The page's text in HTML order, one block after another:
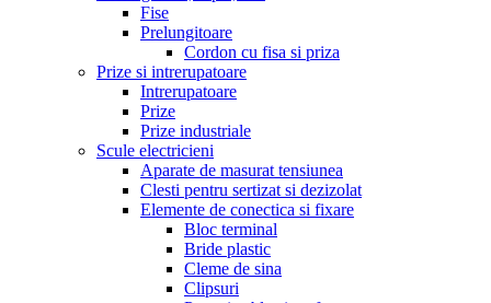
Fise
Prelungitoare
Cordon cu fisa si priza
Prize si intrerupatoare
Intrerupatoare
Prize
Prize industriale
Scule electricieni
Aparate de masurat tensiunea
Clesti pentru sertizat si dezizolat
Elemente de conectica si fixare
Bloc terminal
Bride plastic
Cleme de sina
Clipsuri